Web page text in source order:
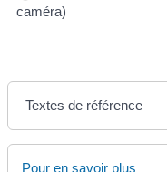
caméra)
Textes de référence
Pour en savoir plus